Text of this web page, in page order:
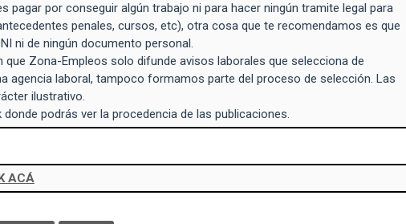
pagar por conseguir algún trabajo ni para hacer ningún tramite legal para
penales, cursos, etc), otra cosa que te recomendamos es que
ni de ningún documento personal.
que Zona-Empleos solo difunde avisos laborales que selecciona de
agencia laboral, tampoco formamos parte del proceso de selección. Las
ilustrativo.
podrás ver la procedencia de las publicaciones.
ACÁ